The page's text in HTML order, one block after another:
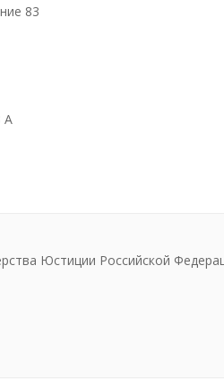
83
А
Юстиции Российской